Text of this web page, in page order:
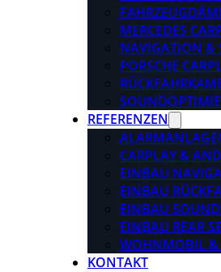
MERCEDES
NAVIGATION
PORSCHE
REFERENZEN
CARPLAY &
EINBAU
EINBAU
EINBAU
EINBAU REAR
WOHNMOBIL &
KONTAKT